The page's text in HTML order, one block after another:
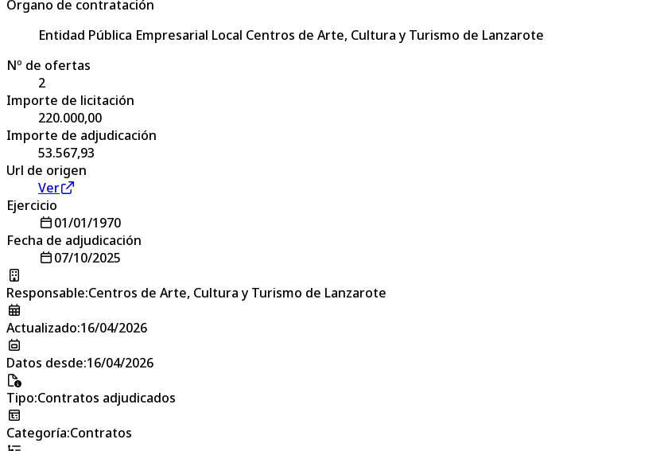
Órgano de contratación
Entidad Pública Empresarial Local Centros de Arte, Cultura y Turismo de Lanzarote
Nº de ofertas
2
Importe de licitación
220.000,00
Importe de adjudicación
53.567,93
Url de origen
Ver
Ejercicio
01/01/1970
Fecha de adjudicación
07/10/2025
Responsable:Centros de Arte, Cultura y Turismo de Lanzarote
Actualizado:16/04/2026
Datos desde:16/04/2026
Tipo:Contratos adjudicados
Categoría:Contratos